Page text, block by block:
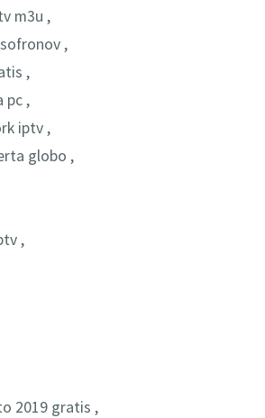
m3u ,
,
,
pc ,
iptv ,
globo ,
,
2019 gratis ,